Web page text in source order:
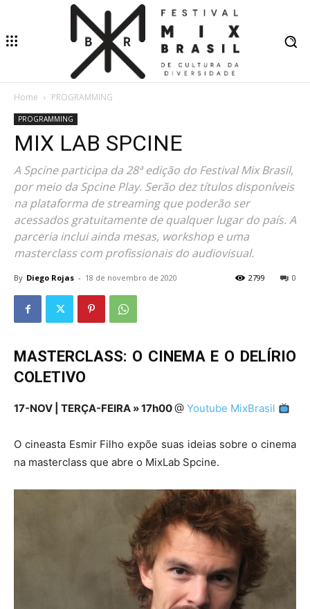
Home PROGRAMMING
PROGRAMMING
MIX LAB SPCINE
A Spcine participa da 28ª edição do Festival Mix Brasil,
por meio da Spcine Play. Serão dez títulos disponíveis
na plataforma de streaming que poderão ser
acessados gratuitamente de qualquer lugar do país. A
parceria inclui ainda mesas, workshop e uma
masterclass com profissionais do audiovisual.
By Diego Rojas - 18 de novembro de 2020 0
2799
MASTERCLASS: O CINEMA E O DELÍRIO
COLETIVO
17-NOV | TERÇA-FEIRA » 17h00@ Youtube MixBrasil
O cineasta Esmir Filho expõe suas ideias sobre o cinema
na masterclass que abre o MixLab Spcine.